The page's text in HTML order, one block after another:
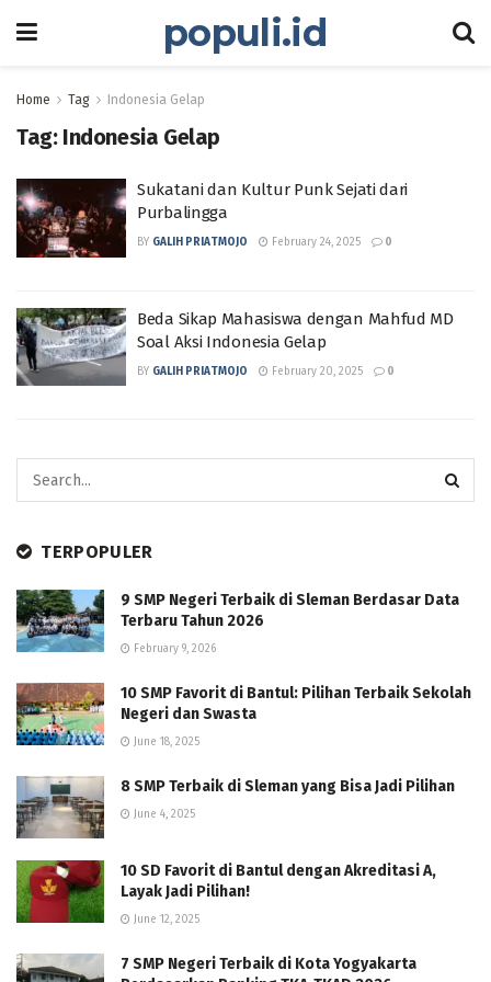
populi.id
Home Tag Indonesia Gelap
Tag: Indonesia Gelap
Sukatani dan Kultur Punk Sejati dari
Purbalingga
BY GALIH PRIATMOJO February 24, 2025 0
Beda Sikap Mahasiswa dengan Mahfud MD
Soal Aksi Indonesia Gelap
BY GALIH PRIATMOJO February 20, 2025 0
TERPOPULER
9 SMP Negeri Terbaik di Sleman Berdasar Data
Terbaru Tahun 2026
February 9, 2026
10 SMP Favorit di Bantul: Pilihan Terbaik Sekolah
Negeri dan Swasta
June 18, 2025
8 SMP Terbaik di Sleman yang Bisa Jadi Pilihan
June 4, 2025
10 SD Favorit di Bantul dengan Akreditasi A,
Layak Jadi Pilihan!
June 12, 2025
7 SMP Negeri Terbaik di Kota Yogyakarta